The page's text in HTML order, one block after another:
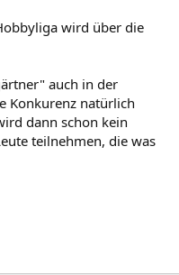
wird über die
auch in der
Konkurenz natürlich
dann schon kein
teilnehmen, die was